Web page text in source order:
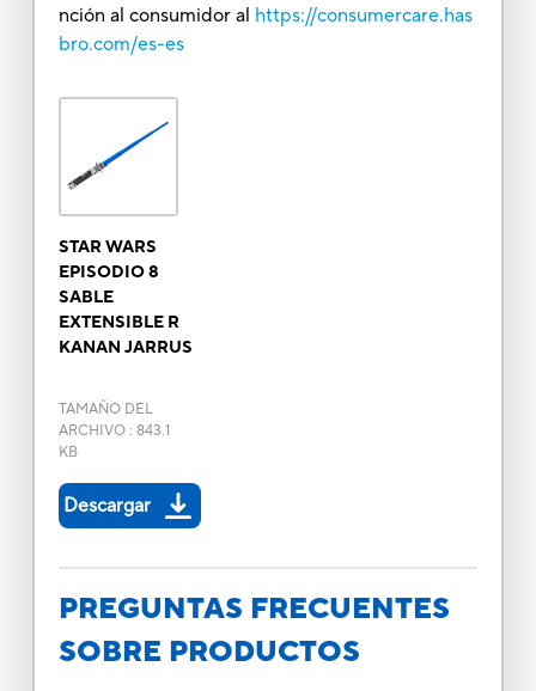
nción al consumidor al https://consumercare.has
bro.com/es-es
STAR WARS
EPISODIO 8
SABLE
EXTENSIBLE R
KANAN JARRUS
TAMAÑO DEL
ARCHIVO: 843.1
KB
Descargar
PREGUNTAS FRECUENTES
SOBRE PRODUCTOS